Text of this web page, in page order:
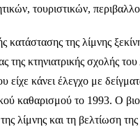
τουριστικών,
κατάστασης της λίμνης
της κτηνιατρικής σχολής
κάνει έλεγχο με
καθαρισμού το 1993. Ο
λίμνης και τη βελτίωση